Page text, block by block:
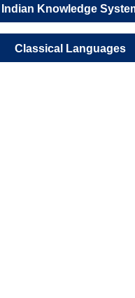
Indian Knowledge
Classical Languages